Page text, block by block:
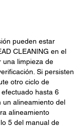
pueden estar
CLEANING en el
una limpieza de
Si persisten
otro ciclo de
hasta 6
un alineamiento del
alineamiento
5 del manual de